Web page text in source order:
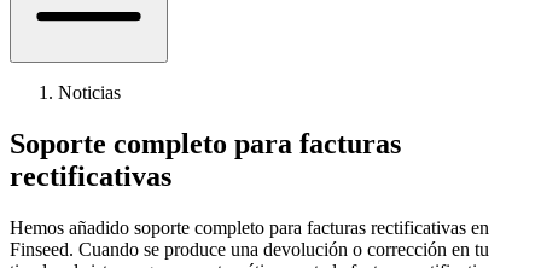
Noticias
Soporte completo para facturas
rectificativas
Hemos añadido soporte completo para facturas rectificativas en
Finseed. Cuando se produce una devolución o corrección en tu